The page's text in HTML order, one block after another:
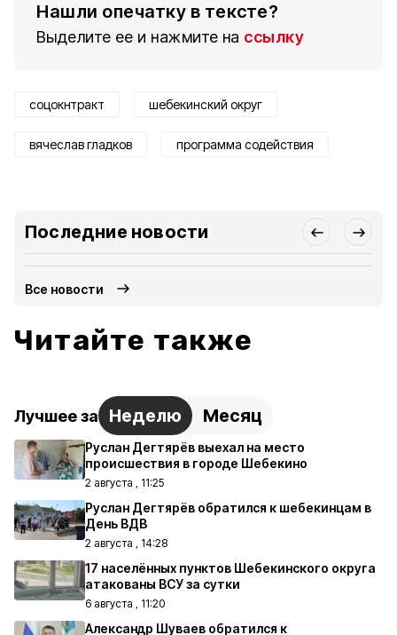
Нашли опечатку в тексте?
Выделите ее и нажмите на ссылку
соцокнтракт шебекинский округ
вячеслав гладков программа содействия
Последние новости
Все новости
Читайте также
Лучшее за Неделю Месяц
Руслан Дегтярёв выехал на место
происшествия в городе Шебекино
2 августа , 11:25
Руслан Дегтярёв обратился к шебекинцам в
День ВДВ
2 августа , 14:28
17 населённых пунктов Шебекинского округа
атакованы ВСУ за сутки
6 августа , 11:20
Александр Шуваев обратился к